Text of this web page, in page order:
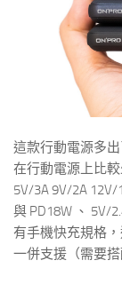
這款行動電源多
在行動電源上比較
5V/3A 9V/2A 12V/
與 PD18W 、 5V/
有手機快充規格
一併支援（需要搭